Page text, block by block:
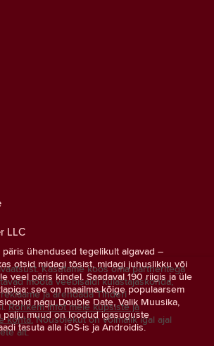
LLC
ühendused tegelikult algavad –
otsid midagi tõsist, midagi juhuslikku või
veel päris kindel. Saadaval 190 riigis ja üle
see on maailma kõige populaarsem
nagu Double Date, Valik Muusika,
palju muud on loodud igasuguste
tasuta alla iOS-is ja Androidis.
Kasutame koos oma partneritega
mõõta veebisaidi külastajaskonda,
ja arendada Tinderi
Rohkem infot meie küpsiste ja
kohta.Nõusolekut on võimalik igal ajal
alt.